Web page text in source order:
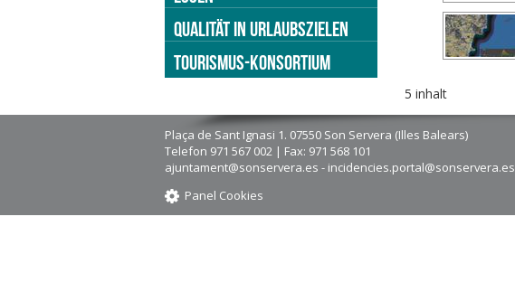
5 inhalt
QUALITÄT IN URLAUBSZIELEN
TOURISMUS-KONSORTIUM
Plaça de Sant Ignasi 1. 07550 Son Servera (Illes Balears)
Telefon 971 567 002 | Fax: 971 568 101
ajuntament@sonservera.es - incidencies.portal@sonservera.es
Panel Cookies